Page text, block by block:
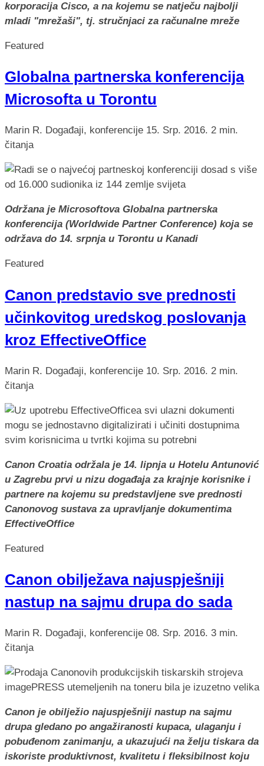
korporacija Cisco, a na kojemu se natječu najbolji
mladi "mrežaši", tj. stručnjaci za računalne mreže
Featured
Globalna partnerska konferencija
Microsofta u Torontu
Marin R. Događaji, konferencije 15. Srp. 2016. 2 min.
čitanja
Održana je Microsoftova Globalna partnerska
konferencija (Worldwide Partner Conference) koja se
održava do 14. srpnja u Torontu u Kanadi
Featured
Canon predstavio sve prednosti
učinkovitog uredskog poslovanja
kroz EffectiveOffice
Marin R. Događaji, konferencije 10. Srp. 2016. 2 min.
čitanja
Canon Croatia održala je 14. lipnja u Hotelu Antunović
u Zagrebu prvi u nizu događaja za krajnje korisnike i
partnere na kojemu su predstavljene sve prednosti
Canonovog sustava za upravljanje dokumentima
EffectiveOffice
Featured
Canon obilježava najuspješniji
nastup na sajmu drupa do sada
Marin R. Događaji, konferencije 08. Srp. 2016. 3 min.
čitanja
Canon je obilježio najuspješniji nastup na sajmu
drupa gledano po angažiranosti kupaca, ulaganju i
pobuđenom zanimanju, a ukazujući na želju tiskara da
iskoriste produktivnost, kvalitetu i fleksibilnost koju